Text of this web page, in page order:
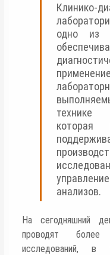
Клинико-
одно из
технике
которая
анализов.
На сегодняшний
проводят
исследований, в